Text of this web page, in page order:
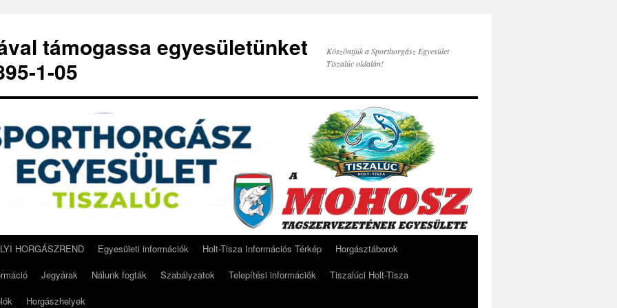
támogassa egyesületünket
1-05
Köszöntjük a Sporthorgász Egyesület
Tiszalúc oldalán!
HORGÁSZREND Egyesületi információk Holt-Tisza Információs Térkép
Horgásztáborok
Jegyárak Nálunk fogták Szabályzatok Telepítési információk
Tiszalúci Holt-Tisza
Horgászhelyek